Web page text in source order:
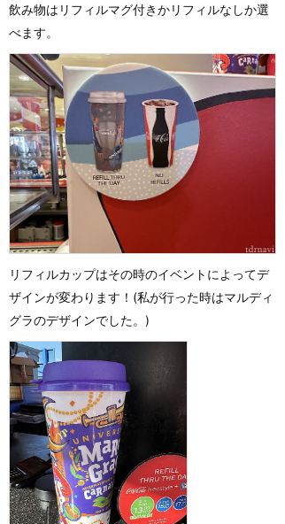
飲み物はリフィルマグ付きかリフィルなしか選
べます。
リフィルカップはその時のイベントによってデ
ザインが変わります！(私が行った時はマルディ
グラのデザインでした。)